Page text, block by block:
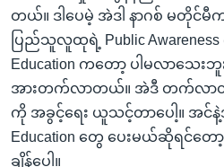
တယ်။ ဒါပေမဲ့ အဲဒါ နာဂစ် မတိုင်မီ
ပြည်သူလူထုရဲ့ Public
Education ကတော့ ပါမလာသေးဘူ
အားတက်လာတယ်။ အဲဒီ တက်လာတဲ့အ
ကို အခွင့်ရေး ယူသင့်တာပေါ့။ အင်
Education တွေ ပေးမယ်ဆိုရင်တ
ချိန်ပေ့ါ။